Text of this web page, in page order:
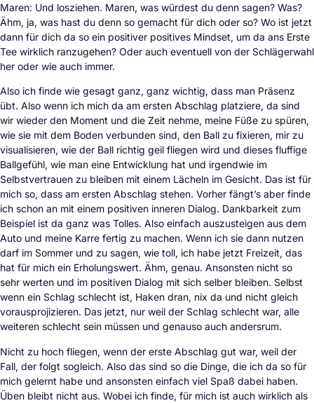
Maren: Und losziehen. Maren, was würdest du denn sagen? Was?
Ähm, ja, was hast du denn so gemacht für dich oder so? Wo ist jetzt
dann für dich da so ein positiver positives Mindset, um da ans Erste
Tee wirklich ranzugehen? Oder auch eventuell von der Schlägerwahl
her oder wie auch immer.
Also ich finde wie gesagt ganz, ganz wichtig, dass man Präsenz
übt. Also wenn ich mich da am ersten Abschlag platziere, da sind
wir wieder den Moment und die Zeit nehme, meine Füße zu spüren,
wie sie mit dem Boden verbunden sind, den Ball zu fixieren, mir zu
visualisieren, wie der Ball richtig geil fliegen wird und dieses fluffige
Ballgefühl, wie man eine Entwicklung hat und irgendwie im
Selbstvertrauen zu bleiben mit einem Lächeln im Gesicht. Das ist für
mich so, dass am ersten Abschlag stehen. Vorher fängt’s aber finde
ich schon an mit einem positiven inneren Dialog. Dankbarkeit zum
Beispiel ist da ganz was Tolles. Also einfach auszusteigen aus dem
Auto und meine Karre fertig zu machen. Wenn ich sie dann nutzen
darf im Sommer und zu sagen, wie toll, ich habe jetzt Freizeit, das
hat für mich ein Erholungswert. Ähm, genau. Ansonsten nicht so
sehr werten und im positiven Dialog mit sich selber bleiben. Selbst
wenn ein Schlag schlecht ist, Haken dran, nix da und nicht gleich
vorausprojizieren. Das jetzt, nur weil der Schlag schlecht war, alle
weiteren schlecht sein müssen und genauso auch andersrum.
Nicht zu hoch fliegen, wenn der erste Abschlag gut war, weil der
Fall, der folgt sogleich. Also das sind so die Dinge, die ich da so für
mich gelernt habe und ansonsten einfach viel Spaß dabei haben.
Üben bleibt nicht aus. Wobei ich finde, für mich ist auch wirklich als